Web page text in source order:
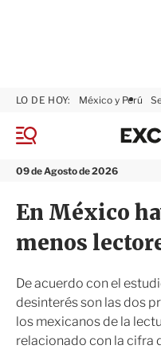
M
n
09 de Agosto de 2026
LO DE HOY: México y Perú
En México
menos
De acuerdo con el
desinterés son las dos
los mexicanos de la
relacionado con la cifra